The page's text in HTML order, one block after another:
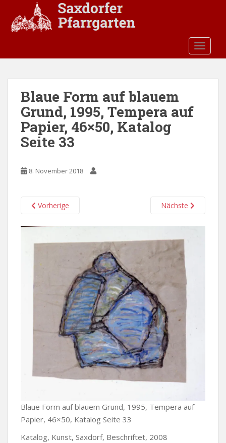
Blaue Form auf blauem
Grund, 1995, Tempera auf
Papier, 46×50, Katalog
Seite 33
8. November 2018
Vorherige Nächste
Blaue Form auf blauem Grund, 1995, Tempera auf
Papier, 46×50, Katalog Seite 33
Katalog, Kunst, Saxdorf, Beschriftet, 2008